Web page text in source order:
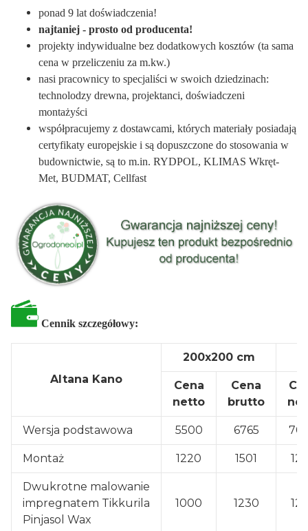
ponad 9 lat doświadczenia!
najtaniej - prosto od producenta!
projekty indywidualne bez dodatkowych kosztów (ta sama
cena w przeliczeniu za m.kw.)
nasi pracownicy to specjaliści w swoich dziedzinach:
technolodzy drewna, projektanci, doświadczeni
montażyści
współpracujemy z dostawcami, których materiały posiadają
certyfikaty europejskie i są dopuszczone do stosowania w
budownictwie, są to m.in. RYDPOL, KLIMAS Wkręt-
Met, BUDMAT, Cellfast
Cennik szczegółowy:
Altana Kano
200x200 cm
Cena
netto
Cena
brutto
Wersja podstawowa 5500 6765
Montaż 1220 1501
Dwukrotne malowanie
impregnatem Tikkurila
Pinjasol Wax
1000 1230